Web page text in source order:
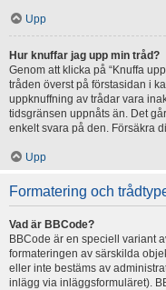
Upp
Hur knuffar jag upp min tråd?
Genom att klicka på “Knuffa
tråden överst på förstasidan i
uppknuffning av trådar vara
tidsgränsen uppnåts än. Det
enkelt svara på den. Försäkra
Upp
Formatering och
Vad är BBCode?
BBCode är en speciell variant
formateringen av särskilda
eller inte bestäms av
inlägg via inläggsformuläret).